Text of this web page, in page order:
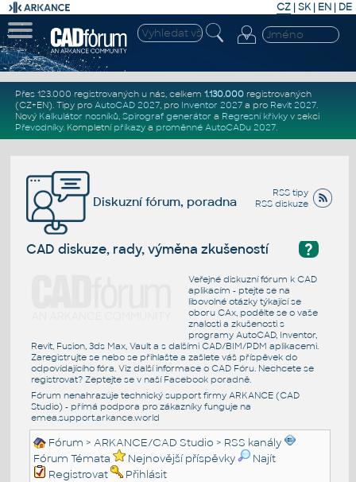
CZ | SK| EN | DE
Přes 123.000 registrovaných u nás, celkem 1.130.000registrovaných
(CZ+EN). Tipy pro AutoCAD 2027, pro Inventor 2027a pro Revit 2027.
Nový Kalkulátor nosníků, Spirograf generátor a Regresní křivkyv sekci
Převodníky. Kompletní příkazya proměnné AutoCADu 2027.
RSS tipy
RSS diskuze
Diskuzní fórum, poradna
?
CAD diskuze, rady, výměna zkušeností
Veřejné diskuzní fórum k CAD
aplikacím - ptejte se na
libovolné otázky týkající se
oboru CAx, podělte se o vaše
znalosti a zkušenosti s
programy AutoCAD, Inventor,
Revit, Fusion, 3ds Max, Vault a s dalšími CAD/BIM/PDM aplikacemi.
Zaregistrujte se nebo se přihlašte a zašlete váš příspěvek do
odpovídajícího fóra. Viz další informace o CAD Fóru. Nechcete se
registrovat? Zeptejte se v naší Facebook poradně.
Fórum nenahrazuje technický support firmy ARKANCE (CAD
Studio) - přímá podpora pro zákazníky funguje na
emea.support.arkance.world
Fórum >ARKANCE/CAD Studio > RSS kanály
Fórum Témata
Nejnovější příspěvky
Najít
Registrovat
Přihlásit